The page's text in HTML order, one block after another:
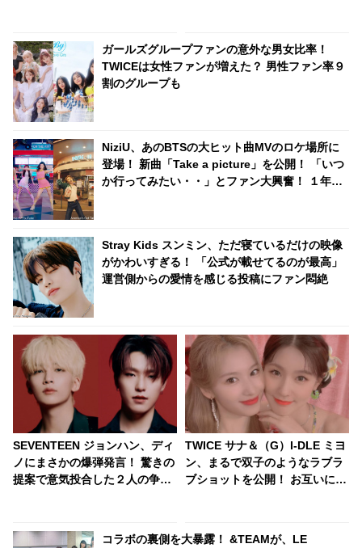
い」と反論しながらも素直に認
めてしまう彼の釈明がかわいす
ぎる
ながらのモテエピソードにファ
ン感嘆
ガールズグループファンの意外な男女比率！
TWICEは女性ファンが増えた？ 男性ファン率９
割のグループも
NiziU、あのBTSの大ヒット曲MVのロケ場所に
登場！ 新曲「Take a picture」を公開！ 「いつ
か行ってみたい・・」とファン大興奮！ １年前
Stray Kids スンミン、ただ寝ているだけの映像
がかわいすぎる！ 「公式が載せてるのが最高」
運営側からの愛情を感じる投稿にファン悶絶
SEVENTEEN ジョンハン、ディ
ノにまさかの爆弾発言！ 驚きの
提案で意気投合した２人の争い
笑
TWICE サナ＆（G）I-DLE ミヨ
ン、まるで双子のようなラブラ
ブショットを公開！ お互いに
コラボの裏側を大暴露！ &TEAMが、LE